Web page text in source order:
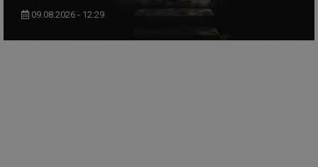
09.08.2026 - 12:29